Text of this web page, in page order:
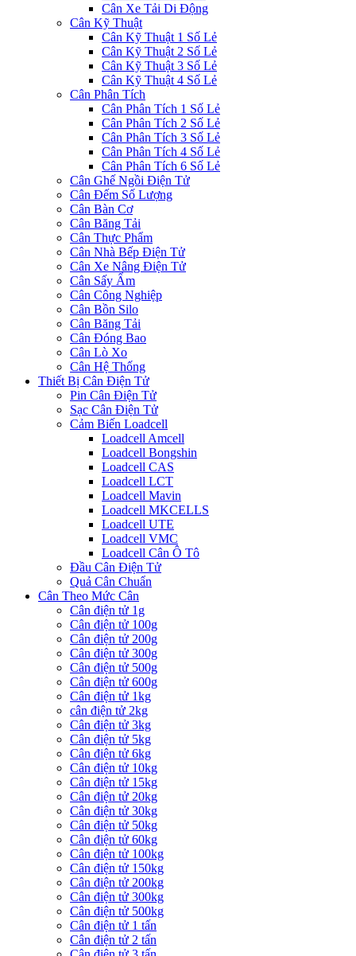
Cân Xe Tải Di Động
Cân Kỹ Thuật
Cân Kỹ Thuật 1 Số Lẻ
Cân Kỹ Thuật 2 Số Lẻ
Cân Kỹ Thuật 3 Số Lẻ
Cân Kỹ Thuật 4 Số Lẻ
Cân Phân Tích
Cân Phân Tích 1 Số Lẻ
Cân Phân Tích 2 Số Lẻ
Cân Phân Tích 3 Số Lẻ
Cân Phân Tích 4 Số Lẻ
Cân Phân Tích 6 Số Lẻ
Cân Ghế Ngồi Điện Tử
Cân Đếm Số Lượng
Cân Bàn Cơ
Cân Băng Tải
Cân Thực Phẩm
Cân Nhà Bếp Điện Tử
Cân Xe Nâng Điện Tử
Cân Sấy Ẩm
Cân Công Nghiệp
Cân Bồn Silo
Cân Băng Tải
Cân Đóng Bao
Cân Lò Xo
Cân Hệ Thống
Thiết Bị Cân Điện Tử
Pin Cân Điện Tử
Sạc Cân Điện Tử
Cảm Biến Loadcell
Loadcell Amcell
Loadcell Bongshin
Loadcell CAS
Loadcell LCT
Loadcell Mavin
Loadcell MKCELLS
Loadcell UTE
Loadcell VMC
Loadcell Cân Ô Tô
Đầu Cân Điện Tử
Quả Cân Chuẩn
Cân Theo Mức Cân
Cân điện tử 1g
Cân điện tử 100g
Cân điện tử 200g
Cân điện tử 300g
Cân điện tử 500g
Cân điện tử 600g
Cân điện tử 1kg
cân điện tử 2kg
Cân điện tử 3kg
Cân điện tử 5kg
Cân điện tử 6kg
Cân điện tử 10kg
Cân điện tử 15kg
Cân điện tử 20kg
Cân điện tử 30kg
Cân điện tử 50kg
Cân điện tử 60kg
Cân điện tử 100kg
Cân điện tử 150kg
Cân điện tử 200kg
Cân điện tử 300kg
Cân điện tử 500kg
Cân điện tử 1 tấn
Cân điện tử 2 tấn